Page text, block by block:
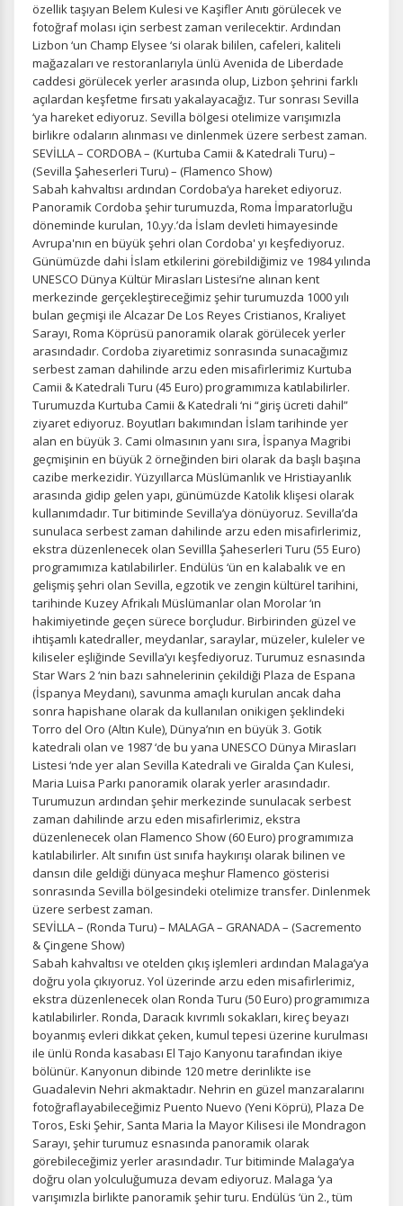
özellik taşıyan Belem Kulesi ve Kaşifler Anıtı görülecek ve
fotoğraf molası için serbest zaman verilecektir. Ardından
Lizbon ‘un Champ Elysee ‘si olarak bililen, cafeleri, kaliteli
mağazaları ve restoranlarıyla ünlü Avenida de Liberdade
caddesi görülecek yerler arasında olup, Lizbon şehrini farklı
açılardan keşfetme fırsatı yakalayacağız. Tur sonrası Sevilla
‘ya hareket ediyoruz. Sevilla bölgesi otelimize varışımızla
birlikre odaların alınması ve dinlenmek üzere serbest zaman.
SEVİLLA – CORDOBA – (Kurtuba Camii & Katedrali Turu) –
(Sevilla Şaheserleri Turu) – (Flamenco Show)
Sabah kahvaltısı ardından Cordoba’ya hareket ediyoruz.
Panoramik Cordoba şehir turumuzda, Roma İmparatorluğu
döneminde kurulan, 10.yy.’da İslam devleti himayesinde
Avrupa'nın en büyük şehri olan Cordoba' yı keşfediyoruz.
Günümüzde dahi İslam etkilerini görebildiğimiz ve 1984 yılında
UNESCO Dünya Kültür Mirasları Listesi’ne alınan kent
merkezinde gerçekleştireceğimiz şehir turumuzda 1000 yılı
bulan geçmişi ile Alcazar De Los Reyes Cristianos, Kraliyet
Sarayı, Roma Köprüsü panoramik olarak görülecek yerler
arasındadır. Cordoba ziyaretimiz sonrasında sunacağımız
serbest zaman dahilinde arzu eden misafirlerimiz Kurtuba
Camii & Katedrali Turu (45 Euro) programımıza katılabilirler.
Turumuzda Kurtuba Camii & Katedrali ‘ni “giriş ücreti dahil”
ziyaret ediyoruz. Boyutları bakımından İslam tarihinde yer
alan en büyük 3. Cami olmasının yanı sıra, İspanya Magribi
geçmişinin en büyük 2 örneğinden biri olarak da başlı başına
cazibe merkezidir. Yüzyıllarca Müslümanlık ve Hristiayanlık
arasında gidip gelen yapı, günümüzde Katolik klişesi olarak
kullanımdadır. Tur bitiminde Sevilla’ya dönüyoruz. Sevilla’da
sunulaca serbest zaman dahilinde arzu eden misafirlerimiz,
ekstra düzenlenecek olan Sevillla Şaheserleri Turu (55 Euro)
programımıza katılabilirler. Endülüs ‘ün en kalabalık ve en
gelişmiş şehri olan Sevilla, egzotik ve zengin kültürel tarihini,
tarihinde Kuzey Afrikalı Müslümanlar olan Morolar ‘ın
hakimiyetinde geçen sürece borçludur. Birbirinden güzel ve
ihtişamlı katedraller, meydanlar, saraylar, müzeler, kuleler ve
kiliseler eşliğinde Sevilla’yı keşfediyoruz. Turumuz esnasında
Star Wars 2 ‘nin bazı sahnelerinin çekildiği Plaza de Espana
(İspanya Meydanı), savunma amaçlı kurulan ancak daha
sonra hapishane olarak da kullanılan onikigen şeklindeki
Torro del Oro (Altın Kule), Dünya’nın en büyük 3. Gotik
katedrali olan ve 1987 ‘de bu yana UNESCO Dünya Mirasları
Listesi ‘nde yer alan Sevilla Katedrali ve Giralda Çan Kulesi,
Maria Luisa Parkı panoramik olarak yerler arasındadır.
Turumuzun ardından şehir merkezinde sunulacak serbest
zaman dahilinde arzu eden misafirlerimiz, ekstra
düzenlenecek olan Flamenco Show (60 Euro) programımıza
katılabilirler. Alt sınıfın üst sınıfa haykırışı olarak bilinen ve
dansın dile geldiği dünyaca meşhur Flamenco gösterisi
sonrasında Sevilla bölgesindeki otelimize transfer. Dinlenmek
üzere serbest zaman.
SEVİLLA – (Ronda Turu) – MALAGA – GRANADA – (Sacremento
& Çingene Show)
Sabah kahvaltısı ve otelden çıkış işlemleri ardından Malaga’ya
doğru yola çıkıyoruz. Yol üzerinde arzu eden misafirlerimiz,
ekstra düzenlenecek olan Ronda Turu (50 Euro) programımıza
katılabilirler. Ronda, Daracık kıvrımlı sokakları, kireç beyazı
boyanmış evleri dikkat çeken, kumul tepesi üzerine kurulması
ile ünlü Ronda kasabası El Tajo Kanyonu tarafından ikiye
bölünür. Kanyonun dibinde 120 metre derinlikte ise
Guadalevin Nehri akmaktadır. Nehrin en güzel manzaralarını
fotoğraflayabileceğimiz Puento Nuevo (Yeni Köprü), Plaza De
Toros, Eski Şehir, Santa Maria la Mayor Kilisesi ile Mondragon
Sarayı, şehir turumuz esnasında panoramik olarak
görebileceğimiz yerler arasındadır. Tur bitiminde Malaga‘ya
doğru olan yolculuğumuza devam ediyoruz. Malaga ‘ya
varışımızla birlikte panoramik şehir turu. Endülüs ‘ün 2., tüm